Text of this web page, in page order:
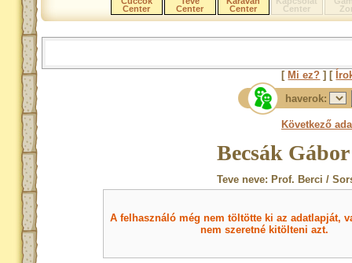
Center
Center
Center
Center
[ Mi ez? ] [
haverok:
Következő
Becsák
Teve neve: Prof. Berci /
A felhasználó még nem töltötte ki az adatlapját,
nem szeretné kitölteni azt.